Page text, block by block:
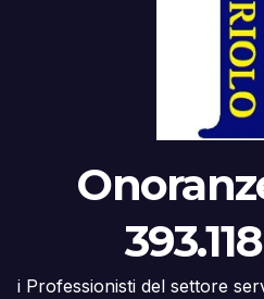
i Professionisti del settore